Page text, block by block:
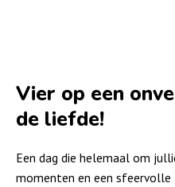
Vier op een
de liefde!
Een dag die helemaal om
momenten en een